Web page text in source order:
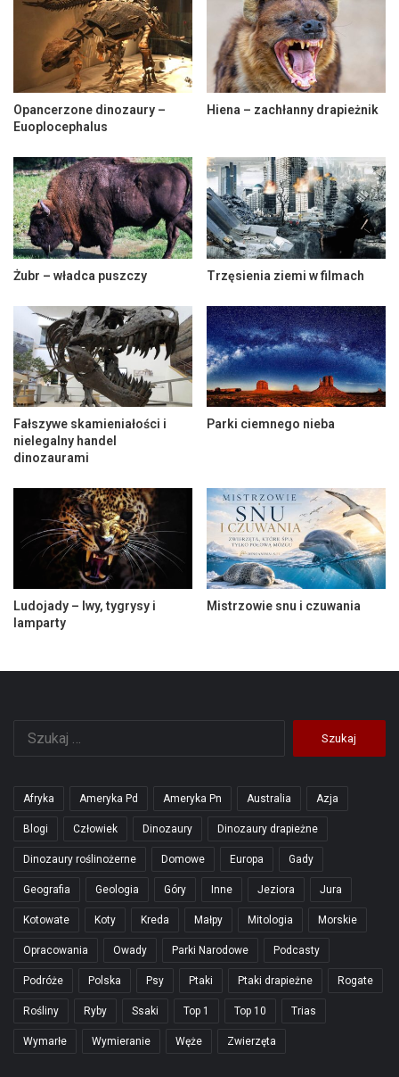
Opancerzone dinozaury –
Euoplocephalus
Hiena – zachłanny drapieżnik
Żubr – władca puszczy Trzęsienia ziemi w filmach
Fałszywe skamieniałości i
nielegalny handel
dinozaurami
Parki ciemnego nieba
Ludojady – lwy, tygrysy i
lamparty
Mistrzowie snu i czuwania
Afryka Ameryka Pd Ameryka Pn Australia Azja
Blogi Człowiek Dinozaury Dinozaury drapieżne
Dinozaury roślinożerne Domowe Europa Gady
Geografia Geologia Góry Inne Jeziora Jura
Kotowate Koty Kreda Małpy Mitologia Morskie
Opracowania Owady Parki Narodowe Podcasty
Podróże Polska Psy Ptaki Ptaki drapieżne Rogate
Rośliny Ryby Ssaki Top 1 Top 10 Trias
Wymarłe Wymieranie Węże Zwierzęta